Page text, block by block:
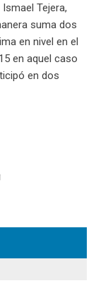
Tejera,
suma dos
en nivel en el
en aquel caso
en dos